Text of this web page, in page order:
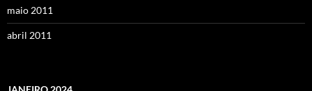
maio 2011
abril 2011